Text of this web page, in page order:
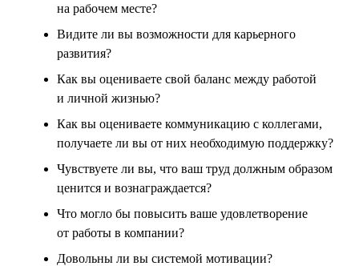
на рабочем месте?
Видите ли вы возможности для карьерного
развития?
Как вы оцениваете свой баланс между работой
и личной жизнью?
Как вы оцениваете коммуникацию с коллегами,
получаете ли вы от них необходимую поддержку?
Чувствуете ли вы, что ваш труд должным образом
ценится и вознаграждается?
Что могло бы повысить ваше удовлетворение
от работы в компании?
Довольны ли вы системой мотивации?